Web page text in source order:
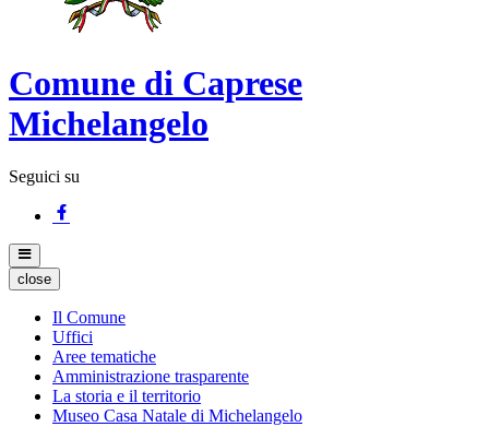
Comune di Caprese
Michelangelo
Seguici su
close
Il Comune
Uffici
Aree tematiche
Amministrazione trasparente
La storia e il territorio
Museo Casa Natale di Michelangelo